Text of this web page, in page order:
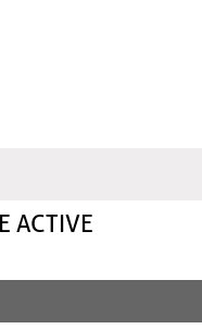
ACTIVE